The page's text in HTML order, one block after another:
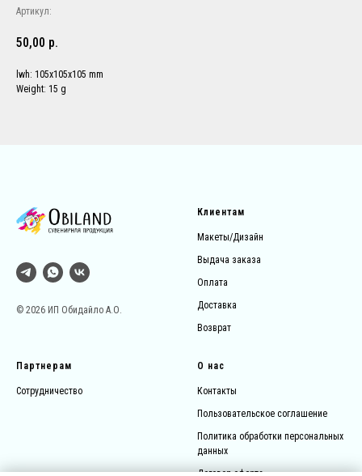
Артикул:
50,00 р.
lwh: 105x105x105 mm
Weight: 15 g
© 2026 ИП Обидайло А.О.
Клиентам
Макеты/Дизайн
Выдача заказа
Оплата
Доставка
Возврат
Партнерам
Сотрудничество
О нас
Контакты
Пользовательское соглашение
Политика обработки персональных
данных